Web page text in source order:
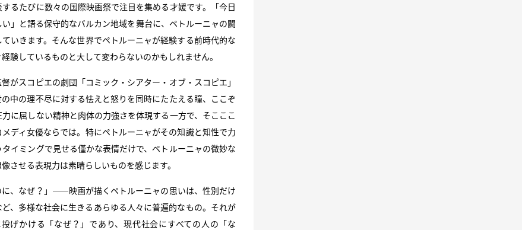
るたびに数々の国際映画祭で注目を集める才媛です。「今日
」と語る保守的なバルカン地域を舞台に、ペトルーニャの闘
いきます。そんな世界でペトルーニャが経験する前時代的な
験しているものと大して変わらないのかもしれません。
がスコピエの劇団「コミック・シアター・オブ・スコピエ」
中の理不尽に対する怯えと怒りを同時にたたえる瞳、ここぞ
に屈しない精神と肉体の力強さを体現する一方で、そこここ
ディ女優ならでは。特にペトルーニャがその知識と知性で力
イミングで見せる僅かな表情だけで、ペトルーニャの微妙な
させる表現力は素晴らしいものを感じます。
に、なぜ？」――映画が描くペトルーニャの思いは、性別だけ
、多様な社会に生きるあらゆる人々に普遍的なもの。それが
げかける「なぜ？」であり、現代社会にすべての人の「な